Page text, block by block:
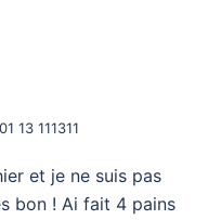
13 111311
et je ne suis pas
bon ! Ai fait 4 pains